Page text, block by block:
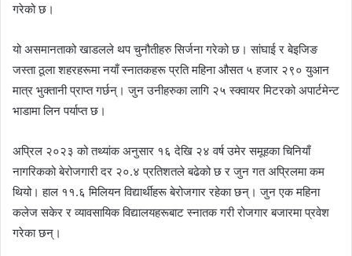
गरेको छ।
यो असमानताको खाडलले थप चुनौतीहरु सिर्जना गरेको छ। सांघाई र बेइजिङ
जस्ता ठूला शहरहरूमा नयाँ स्नातकहरू प्रति महिना औसत ५ हजार २९० युआन
मात्र भुक्तानी प्राप्त गर्छन्। जुन उनीहरुका लागि २५ स्क्वायर मिटरको अपार्टमेन्ट
भाडामा लिन पर्याप्त छ।
अप्रिल २०२३ को तथ्यांक अनुसार १६ देखि २४ वर्ष उमेर समूहका चिनियाँ
नागरिकको बेरोजगारी दर २०.४ प्रतिशतले बढेको छ र जुन गत अप्रिलमा कम
थियो। हाल ११.६ मिलियन विद्यार्थीहरू बेरोजगार रहेका छन्। जुन एक महिना
कलेज सकेर र व्यावसायिक विद्यालयहरूबाट स्नातक गरी रोजगार बजारमा प्रवेश
गरेका छन्।